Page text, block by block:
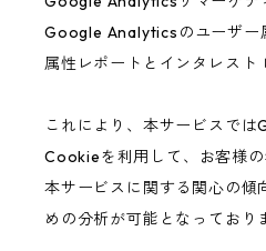
Google Analyticsのユーザー
属性レポートとインタレスト
これにより、本サービスで
Cookieを利用して、お客様
本サービスに関する関心の傾
めの分析が可能となっており